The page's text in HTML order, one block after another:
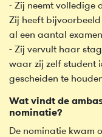
- Zij neemt volledige
Zij heeft
al een aantal
- Zij vervult haar
waar zij zelf student
gescheiden te
Wat vindt de
nominatie?
De nominatie kwam